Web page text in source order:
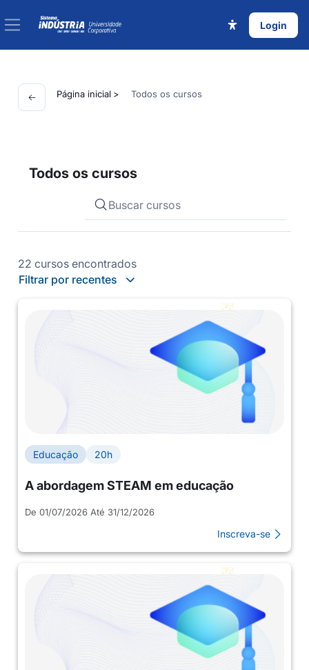
Login
Página inicial Todos os cursos
Todos os cursos
22 cursos encontrados
Filtrar por recentes
Educação 20h
A abordagem STEAM em educação
De 01/07/2026 Até 31/12/2026
Inscreva-se